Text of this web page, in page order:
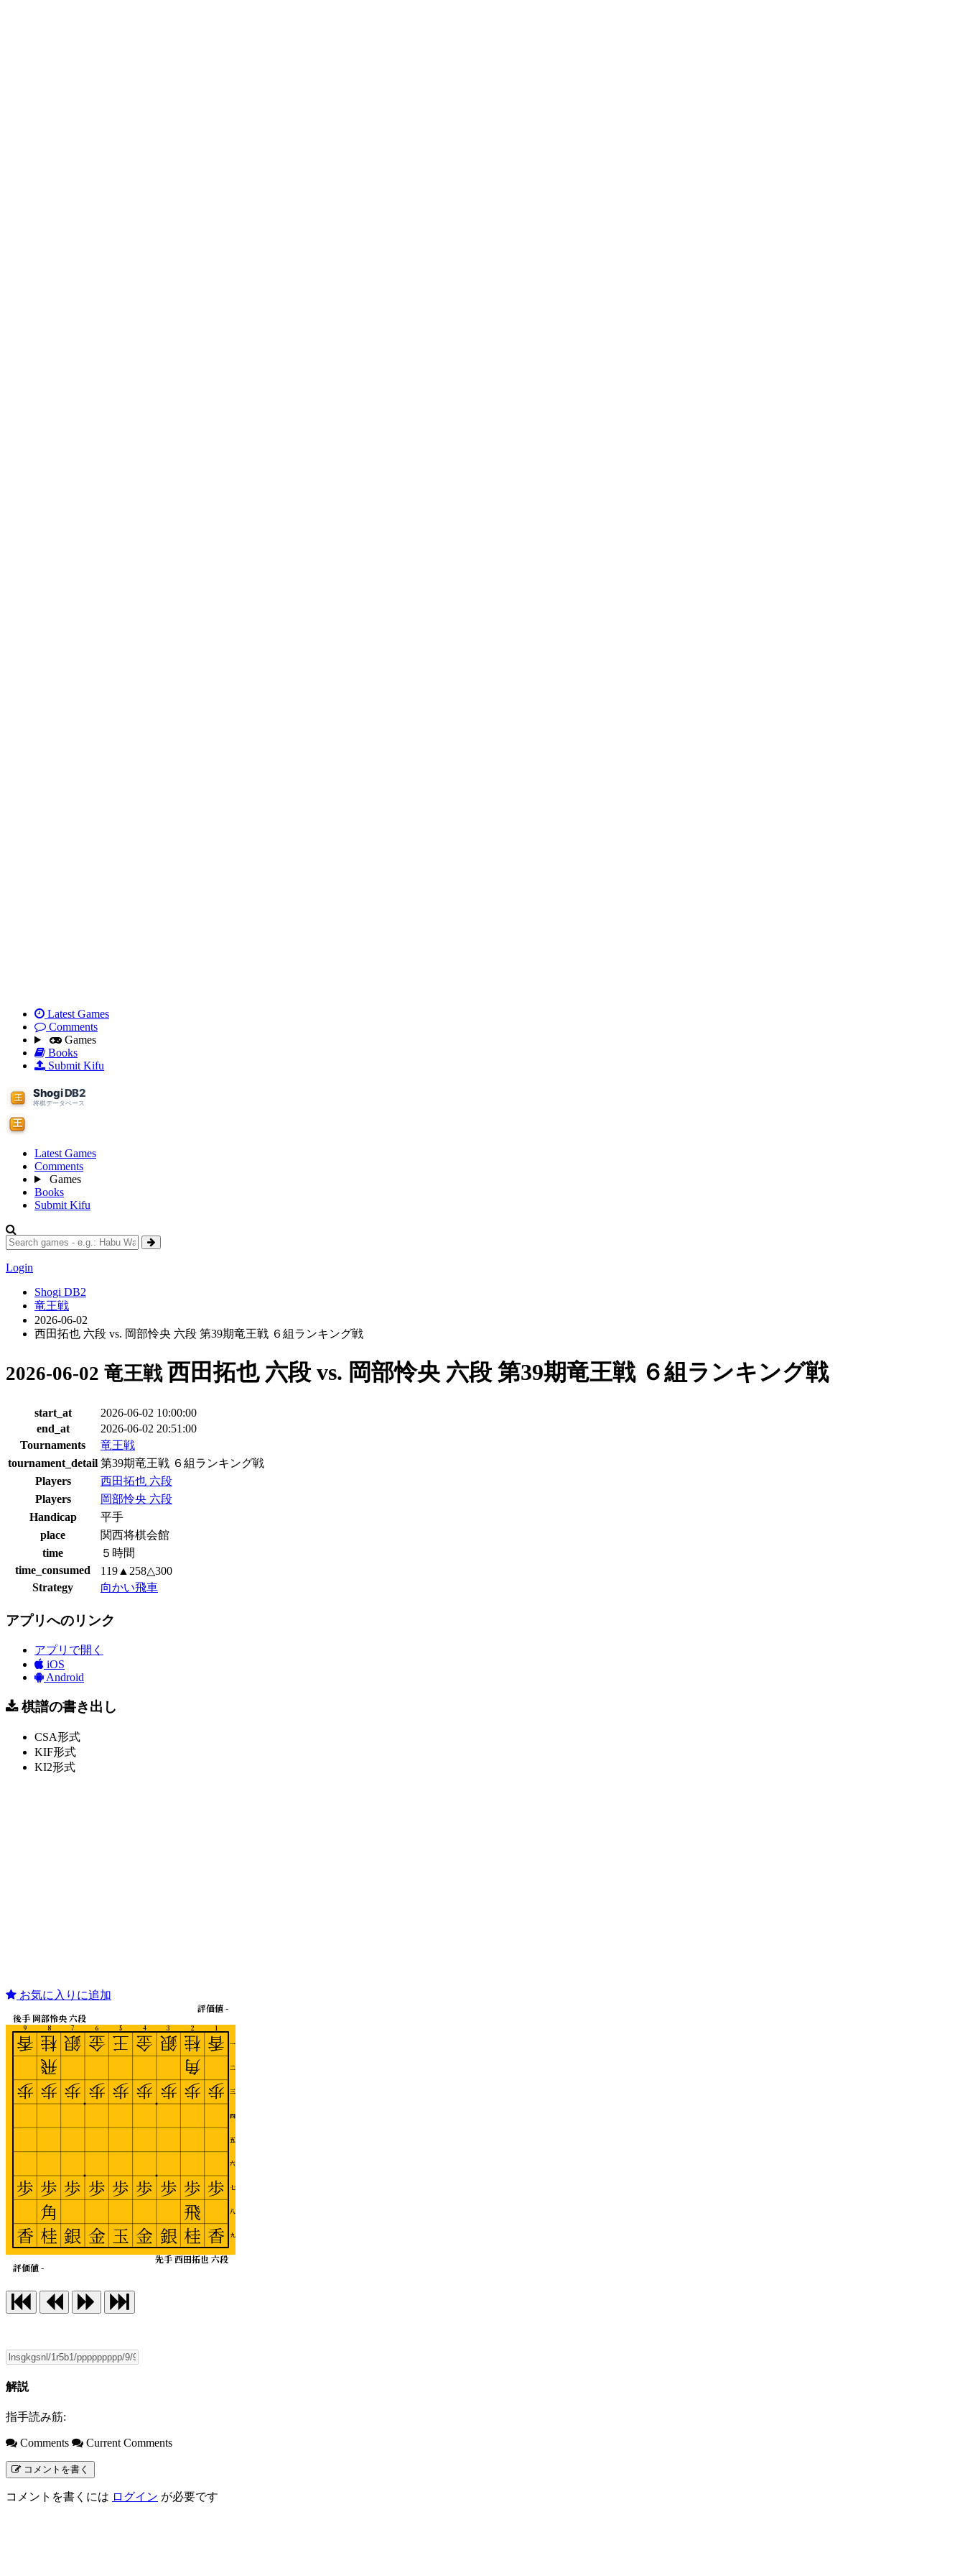
Latest Games
Comments
Games
Books
Submit Kifu
Latest Games
Comments
Games
Books
Submit Kifu
Login
Shogi DB2
竜王戦
2026-06-02
西田拓也 六段 vs. 岡部怜央 六段 第39期竜王戦 ６組ランキング戦
2026-06-02 竜王戦 西田拓也 六段 vs. 岡部怜央 六段 第39期竜王戦 ６組ランキング戦
start_at
2026-06-02 10:00:00
end_at
2026-06-02 20:51:00
Tournaments
竜王戦
tournament_detail 第39期竜王戦 ６組ランキング戦
Players
西田拓也 六段
Players
岡部怜央 六段
Handicap
平手
place
関西将棋会館
time
５時間
time_consumed
119▲258△300
Strategy
向かい飛車
アプリへのリンク
アプリで開く
iOS
Android
棋譜の書き出し
CSA形式
KIF形式
KI2形式
お気に入りに追加
1
2
3
4
5
6
7
8
9
一
二
三
四
五
六
七
八
九
先手 西田拓也 六段
後手 岡部怜央 六段
評価値 -
評価値 -
香
歩
歩
香
桂
角
歩
歩
飛
桂
銀
歩
歩
銀
金
歩
歩
金
王
歩
歩
玉
金
歩
歩
金
銀
歩
歩
銀
桂
飛
歩
歩
角
桂
香
歩
歩
香
解説
指手読み筋:
Comments Current Comments
コメントを書く
コメントを書くには ログイン が必要です